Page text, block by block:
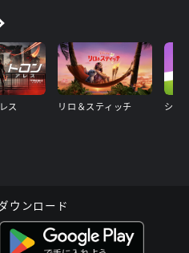
ス リロ＆スティッチ
ウンロード